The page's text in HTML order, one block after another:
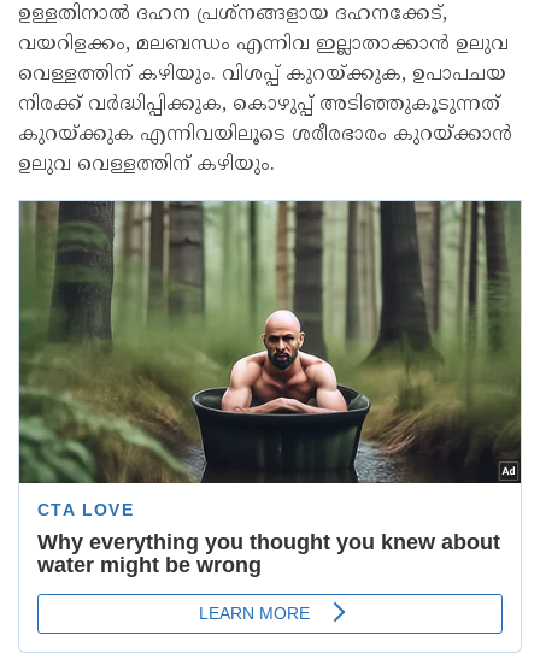
ഉള്ളതിനാൽ ദഹന പ്രശ്‌നങ്ങളായ ദഹനക്കേട്,
വയറിളക്കം, മലബന്ധം എന്നിവ ഇല്ലാതാക്കാൻ ഉലുവ
വെള്ളത്തിന് കഴിയും. വിശപ്പ് കുറയ്ക്കുക, ഉപാപചയ
നിരക്ക് വർദ്ധിപ്പിക്കുക, കൊഴുപ്പ് അടിഞ്ഞുകൂടുന്നത്
കുറയ്ക്കുക എന്നിവയിലൂടെ ശരീരഭാരം കുറയ്ക്കാൻ
ഉലുവ വെള്ളത്തിന് കഴിയും.